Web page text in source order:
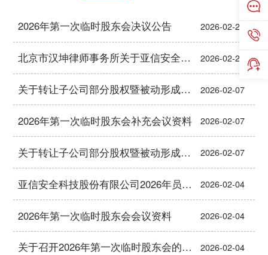
2026年第一次临时股东会决议公告 2026-02-28
北京市汉坤律师事务所关于亚信安全科技股份有限公司2026年第一次临时股东会的法律意见书 2026-02-28
关于转让子公司部分股权暨被动形成财务资助的公告 2026-02-07
2026年第一次临时股东会补充会议资料 2026-02-07
关于转让子公司部分股权暨被动形成财务资助的公告 2026-02-07
亚信安全科技股份有限公司2026年员工持股计划（草案） 2026-02-04
2026年第一次临时股东会会议资料 2026-02-04
关于召开2026年第一次临时股东会的通知 2026-02-04